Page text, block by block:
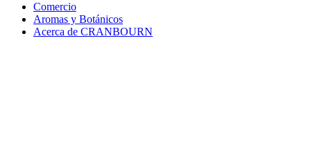
Comercio
Aromas y Botánicos
Acerca de CRANBOURN